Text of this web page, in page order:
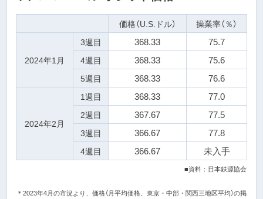
価格（U.S.ドル） 操業率（％）
2024年1月
3週目 368.33 75.7
4週目 368.33 75.6
5週目 368.33 76.6
2024年2月
1週目 368.33 77.0
2週目 367.67 77.5
3週目 366.67 77.8
4週目 366.67 未入手
■資料：日本鉄源協会
＊2023年4月の市況より、価格（月平均価格、東京・中部・関西三地区平均）の掲